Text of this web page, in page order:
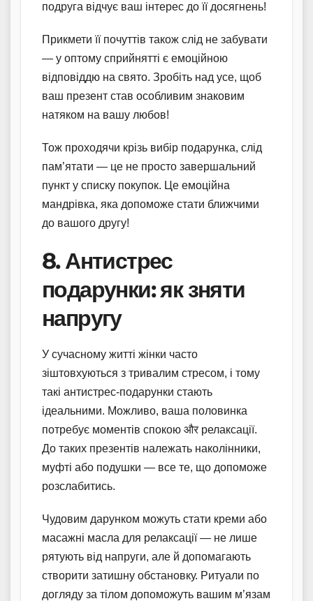
подруга відчує ваш інтерес до її досягнень!
Прикмети її почуттів також слід не забувати
— у оптому сприйнятті є емоційною
відповіддю на свято. Зробіть над усе, щоб
ваш презент став особливим знаковим
натяком на вашу любов!
Тож проходячи крізь вибір подарунка, слід
пам’ятати — це не просто завершальний
пункт у списку покупок. Це емоційна
мандрівка, яка допоможе стати ближчими
до вашого другу!
8. Антистрес
подарунки: як зняти
напругу
У сучасному житті жінки часто
зіштовхуються з тривалим стресом, і тому
такі антистрес-подарунки стають
ідеальними. Можливо, ваша половинка
потребує моментів спокою और релаксації.
До таких презентів належать наколінники,
муфті або подушки — все те, що допоможе
розслабитись.
Чудовим дарунком можуть стати креми або
масажні масла для релаксації — не лише
рятують від напруги, але й допомагають
створити затишну обстановку. Ритуали по
догляду за тілом допоможуть вашим м’язам